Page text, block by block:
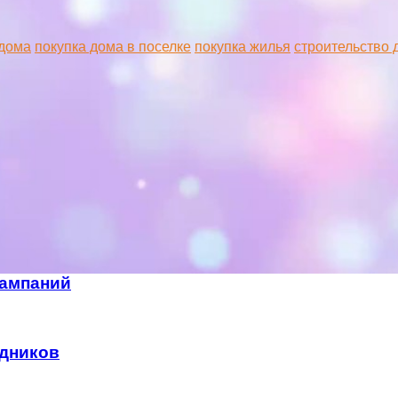
покупка дома в поселке покупка жилья строительство